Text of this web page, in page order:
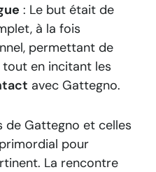
: Le but était de
à la fois
permettant de
en incitant les
avec Gattegno.
Gattegno et celles
pour
La rencontre